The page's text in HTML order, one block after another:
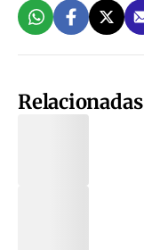
Relacionadas